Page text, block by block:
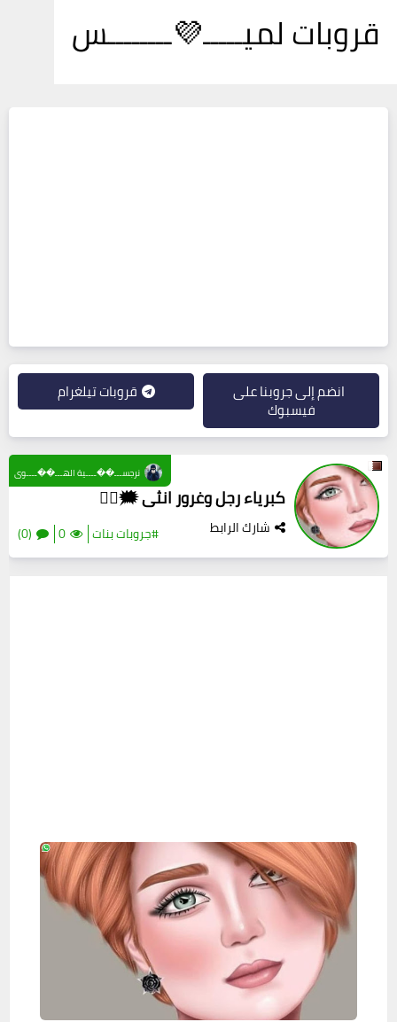
قروبات لميـــــ💜ــــــــس
انضم إلى جروبنا على
فيسبوك
قروبات تيلغرام
كبرياء رجل وغرور انثى 🗯🧚‍♀
شارك الرابط #جروبات بنات 0
(0)
نرجســـ��ــــية الهـــ��ــــوى